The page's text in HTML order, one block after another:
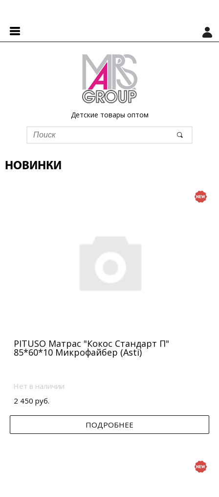
Детские товары оптом
НОВИНКИ
PITUSO Матрас "Кокос Стандарт П"
85*60*10 Микрофайбер (Asti)
Нет в наличии
2 450 руб.
ПОДРОБНЕЕ